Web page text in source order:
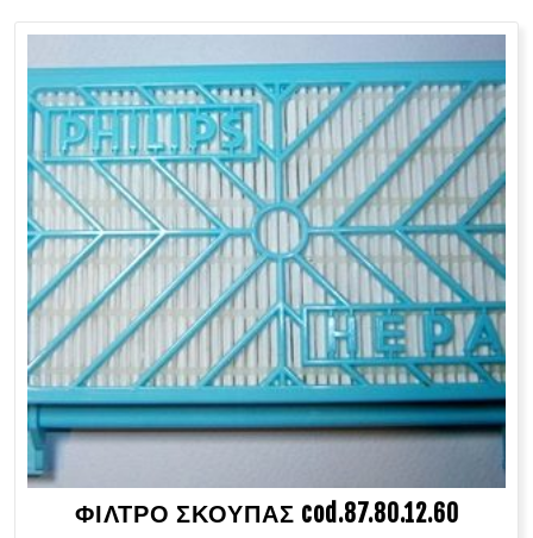
ΦΙΛΤΡΟ ΣΚΟΥΠΑΣ cod.87.80.12.60